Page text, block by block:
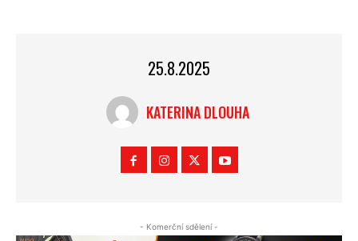
25.8.2025
KATERINA DLOUHA
- Komerční sdělení -